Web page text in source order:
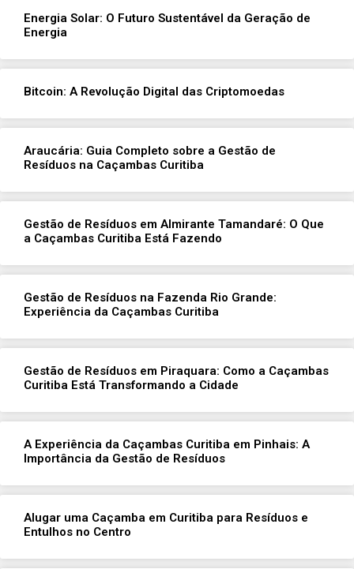
Energia Solar: O Futuro Sustentável da Geração de
Energia
Bitcoin: A Revolução Digital das Criptomoedas
Araucária: Guia Completo sobre a Gestão de
Resíduos na Caçambas Curitiba
Gestão de Resíduos em Almirante Tamandaré: O Que
a Caçambas Curitiba Está Fazendo
Gestão de Resíduos na Fazenda Rio Grande:
Experiência da Caçambas Curitiba
Gestão de Resíduos em Piraquara: Como a Caçambas
Curitiba Está Transformando a Cidade
A Experiência da Caçambas Curitiba em Pinhais: A
Importância da Gestão de Resíduos
Alugar uma Caçamba em Curitiba para Resíduos e
Entulhos no Centro